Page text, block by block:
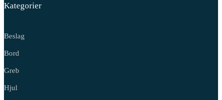
Kategorier
Beslag
Bord
Greb
Hjul